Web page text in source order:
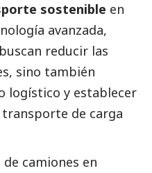
sostenible en
avanzada,
reducir las
sino también
logístico y establecer
de carga
camiones en